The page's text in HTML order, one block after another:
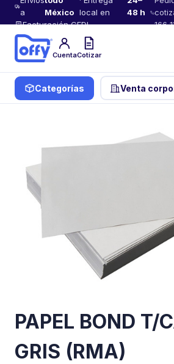
a
México local en
48 h
Facturación CFDI
166
CuentaCotizar
Categorías Venta
PAPEL BOND T/
GRIS (RMA)